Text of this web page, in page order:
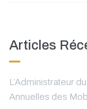
Articles
L’Administrateur
Annuelles des